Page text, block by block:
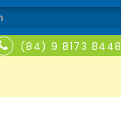
(84) 9 8173 8448